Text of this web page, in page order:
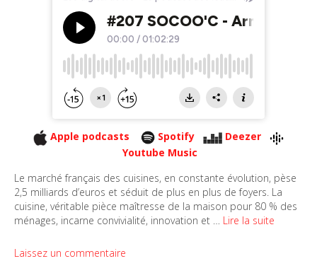
Apple podcasts Spotify
Deezer
Youtube Music
Le marché français des cuisines, en constante évolution, pèse
2,5 milliards d’euros et séduit de plus en plus de foyers. La
cuisine, véritable pièce maîtresse de la maison pour 80 % des
ménages, incarne convivialité, innovation et … Lire la suite
Laissez un commentaire